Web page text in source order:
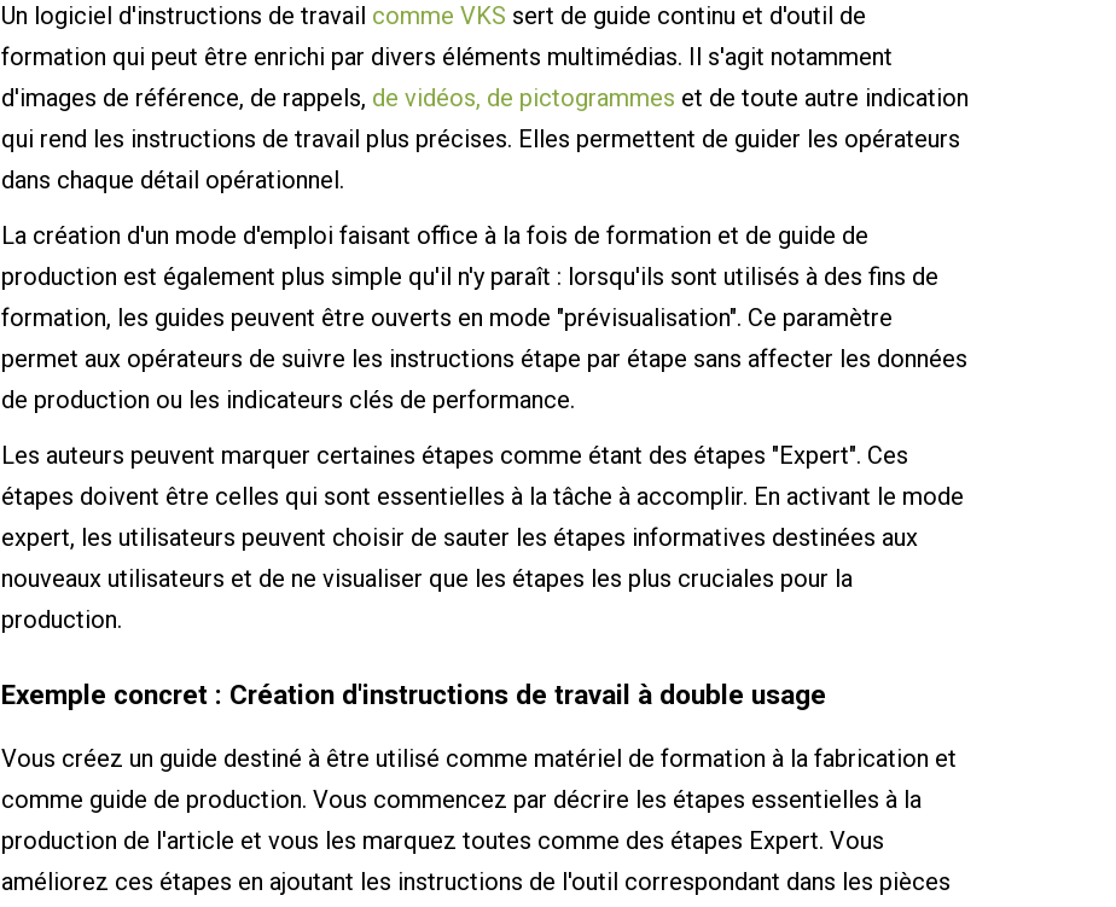
Un logiciel d'instructions de travail comme VKS sert de guide continu et d'outil de
formation qui peut être enrichi par divers éléments multimédias. Il s'agit notamment
d'images de référence, de rappels, de vidéos, de pictogrammes et de toute autre indication
qui rend les instructions de travail plus précises. Elles permettent de guider les opérateurs
dans chaque détail opérationnel.
La création d'un mode d'emploi faisant office à la fois de formation et de guide de
production est également plus simple qu'il n'y paraît : lorsqu'ils sont utilisés à des fins de
formation, les guides peuvent être ouverts en mode "prévisualisation". Ce paramètre
permet aux opérateurs de suivre les instructions étape par étape sans affecter les données
de production ou les indicateurs clés de performance.
Les auteurs peuvent marquer certaines étapes comme étant des étapes "Expert". Ces
étapes doivent être celles qui sont essentielles à la tâche à accomplir. En activant le mode
expert, les utilisateurs peuvent choisir de sauter les étapes informatives destinées aux
nouveaux utilisateurs et de ne visualiser que les étapes les plus cruciales pour la
production.
Exemple concret : Création d'instructions de travail à double usage
Vous créez un guide destiné à être utilisé comme matériel de formation à la fabrication et
comme guide de production. Vous commencez par décrire les étapes essentielles à la
production de l'article et vous les marquez toutes comme des étapes Expert. Vous
améliorez ces étapes en ajoutant les instructions de l'outil correspondant dans les pièces